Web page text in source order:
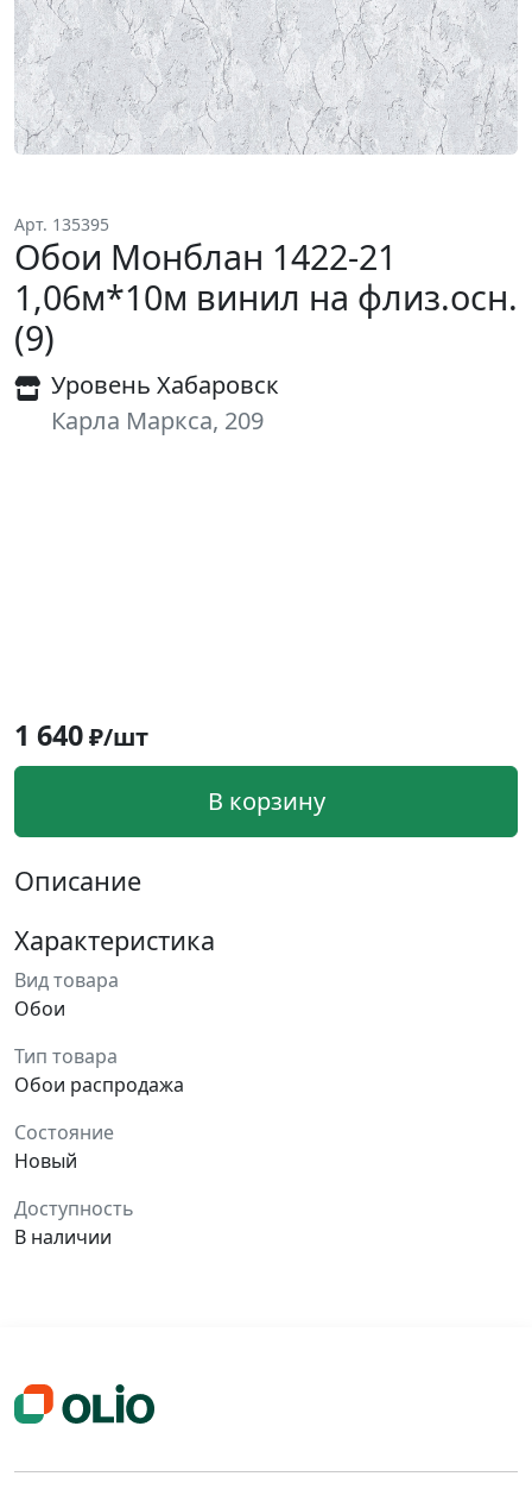
Арт. 135395
Обои Монблан 1422-21
1,06м*10м винил на флиз.осн.
(9)
Уровень Хабаровск
Карла Маркса, 209
1 640₽/шт
В корзину
Описание
Характеристика
Вид товара
Обои
Тип товара
Обои распродажа
Состояние
Новый
Доступность
В наличии